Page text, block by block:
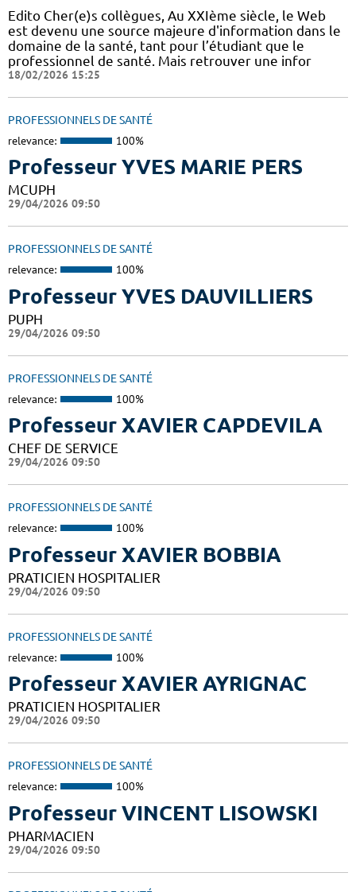
Edito Cher(e)s collègues, Au XXIème siècle, le Web
est devenu une source majeure d'information dans le
domaine de la santé, tant pour l’étudiant que le
professionnel de santé. Mais retrouver une infor
18/02/2026 15:25
PROFESSIONNELS DE SANTÉ
relevance: 100%
Professeur YVES MARIE PERS
MCUPH
29/04/2026 09:50
PROFESSIONNELS DE SANTÉ
relevance: 100%
Professeur YVES DAUVILLIERS
PUPH
29/04/2026 09:50
PROFESSIONNELS DE SANTÉ
relevance: 100%
Professeur XAVIER CAPDEVILA
CHEF DE SERVICE
29/04/2026 09:50
PROFESSIONNELS DE SANTÉ
relevance: 100%
Professeur XAVIER BOBBIA
PRATICIEN HOSPITALIER
29/04/2026 09:50
PROFESSIONNELS DE SANTÉ
relevance: 100%
Professeur XAVIER AYRIGNAC
PRATICIEN HOSPITALIER
29/04/2026 09:50
PROFESSIONNELS DE SANTÉ
relevance: 100%
Professeur VINCENT LISOWSKI
PHARMACIEN
29/04/2026 09:50